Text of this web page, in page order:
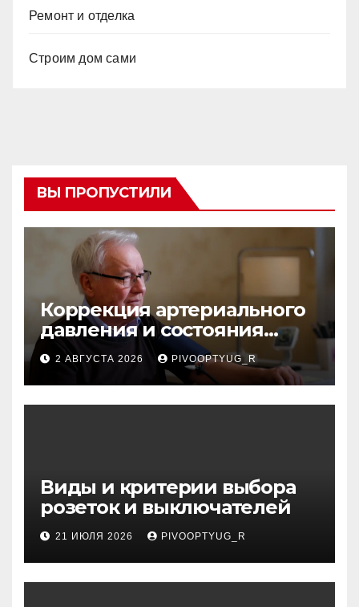
Ремонт и отделка
Строим дом сами
ВЫ ПРОПУСТИЛИ
Коррекция артериального
давления и состояния
сосудов в профилактике
инсульта
2 АВГУСТА 2026 PIVOOPTYUG_R
Виды и критерии выбора
розеток и выключателей
21 ИЮЛЯ 2026 PIVOOPTYUG_R